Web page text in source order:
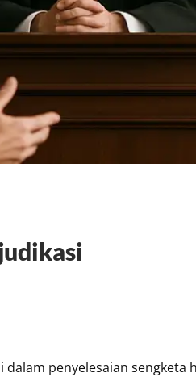
penyelesaian